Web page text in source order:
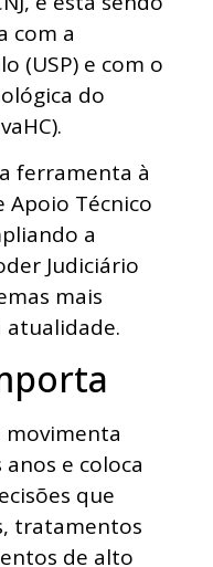
com a
(USP) e com o
do
ferramenta à
Apoio Técnico
a
Judiciário
mais
atualidade.
movimenta
e coloca
que
tratamentos
de alto